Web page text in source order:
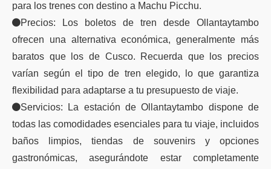
para los trenes con destino a Machu Picchu.
Precios: Los boletos de tren desde Ollantaytambo
ofrecen una alternativa económica, generalmente más
baratos que los de Cusco. Recuerda que los precios
varían según el tipo de tren elegido, lo que garantiza
flexibilidad para adaptarse a tu presupuesto de viaje.
Servicios: La estación de Ollantaytambo dispone de
todas las comodidades esenciales para tu viaje, incluidos
baños limpios, tiendas de souvenirs y opciones
gastronómicas, asegurándote estar completamente